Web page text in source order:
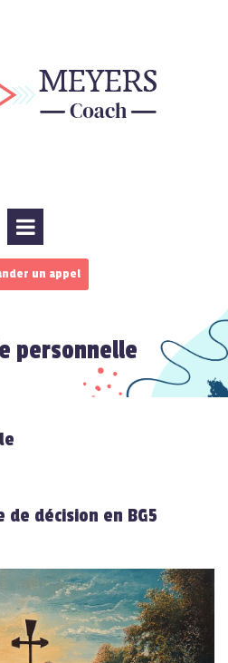
un appel
personnelle
décision en BG5